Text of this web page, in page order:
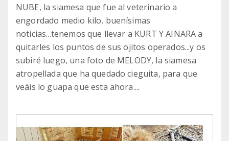
NUBE, la siamesa que fue al veterinario a
engordado medio kilo, buenísimas
noticias...tenemos que llevar a KURT Y AINARA a
quitarles los puntos de sus ojitos operados...y os
subiré luego, una foto de MELODY, la siamesa
atropellada que ha quedado cieguita, para que
veáis lo guapa que esta ahora....